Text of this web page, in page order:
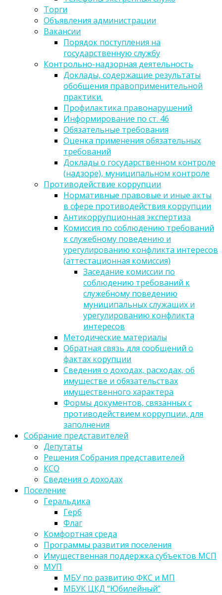
Торги
Объявления администрации
Вакансии
Порядок поступления на
государственную службу
Контрольно-надзорная деятельность
Доклады, содержащие результаты
обобщения правоприменительной
практики.
Профилактика правонарушений
Информирование по ст. 46
Обязательные требования
Оценка применения обязательных
требований
Доклады о государственном контроле
(надзоре), муниципальном контроле
Противодействие коррупции
Нормативные правовые и иные акты
в сфере противодействия коррупции
Антикоррупционная экспертиза
Комиссия по соблюдению требований
к служебному поведению и
урегулированию конфликта интересов
(аттестационная комиссия)
Заседание комиссии по
соблюдению требований к
служебному поведению
муниципальных служащих и
урегулированию конфликта
интересов
Методические материалы
Обратная связь для сообщений о
фактах корупции
Сведения о доходах, расходах, об
имуществе и обязательствах
имущественного характера
Формы документов, связанных с
противодействием коррупции, для
заполнения
Собрание представителей
Депутаты
Решения Собрания представителей
КСО
Сведения о доходах
Поселение
Геральдика
Герб
Флаг
Комфортная среда
Программы развития поселения
Имущественная поддержка субъектов МСП
МУП
МБУ по развитию ФКС и МП
МБУК ЦКД “Юбилейный”